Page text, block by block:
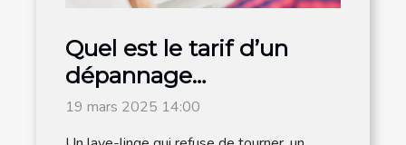
Quel est le tarif d’un
dépannage
électroménager à
19 mars 2025 14:00